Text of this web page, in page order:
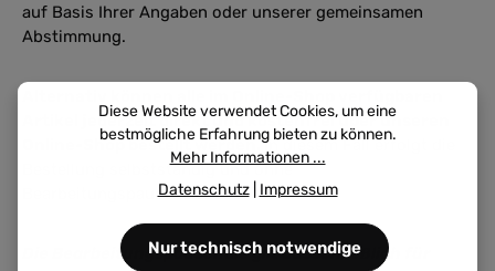
auf Basis Ihrer Angaben oder unserer gemeinsamen
Abstimmung.
Artikel jederzeit direkt und kostenfrei über unseren
Online-Shop bestellt werden.In diesem Fall erfolgt die
Bestellung selbstständig und ohne
Bearbeitungspauschale.
Die Bearbeitungspauschale gilt ausschließlich für
Diese Website verwendet Cookies, um eine
bestmögliche Erfahrung bieten zu können.
Mehr Informationen ...
Datenschutz| Impressum
Nur technisch notwendige